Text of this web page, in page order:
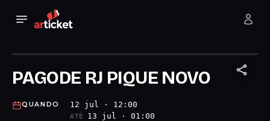
PAGODE RJ PIQUE NOVO
QUANDO 12 jul · 12:00
ATÉ 13 jul · 01:00